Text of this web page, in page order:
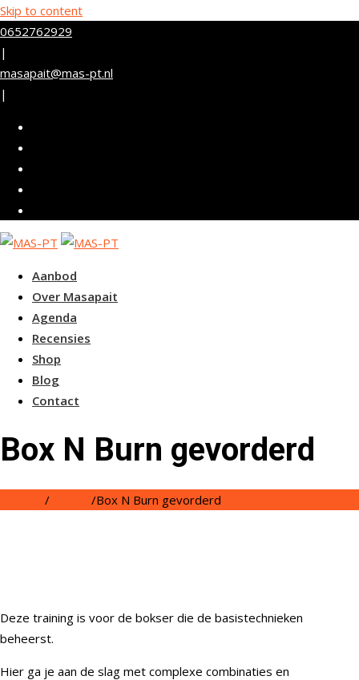
Skip to content
0652762929
|
masapait@mas-pt.nl
|
Aanbod
Over Masapait
Agenda
Recensies
Shop
Blog
Contact
Box N Burn gevorderd
/ /Box N Burn gevorderd
Deze training is voor de bokser die de basistechnieken
beheerst.
Hier ga je aan de slag met complexe combinaties en